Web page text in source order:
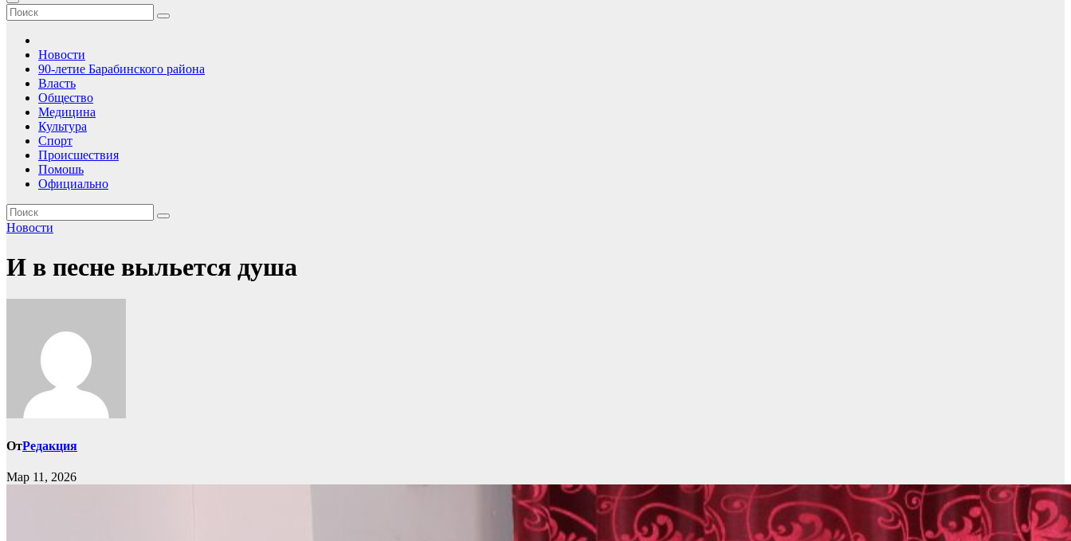
Новости
90-летие Барабинского района
Власть
Общество
Медицина
Культура
Спорт
Происшествия
Помошь
Официально
Новости
И в песне выльется душа
ОтРедакция
Мар 11, 2026